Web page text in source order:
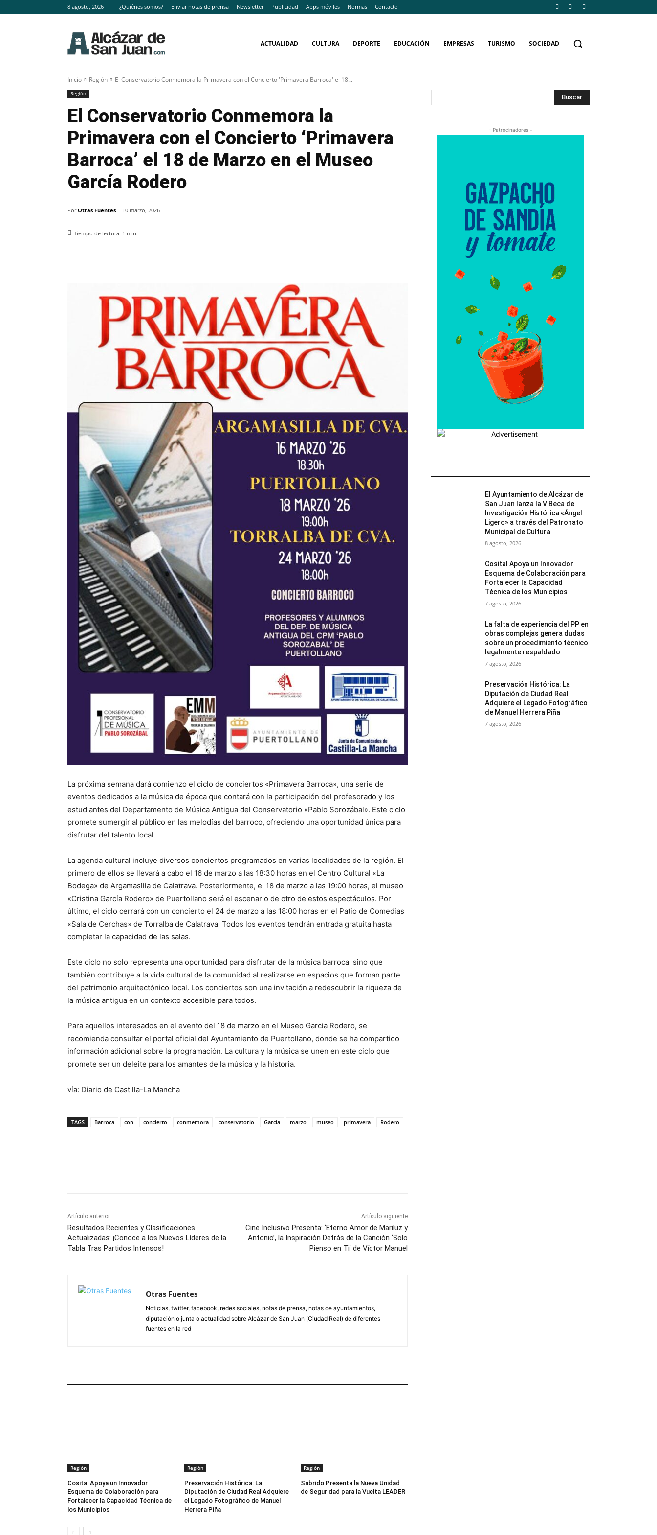
8 agosto, 2026 ¿Quiénes somos? Enviar notas de prensa Newsletter Publicidad Apps móviles Normas Contacto
ACTUALIDAD CULTURA DEPORTE EDUCACIÓN EMPRESAS TURISMO SOCIEDAD
Inicio Región El Conservatorio Conmemora la Primavera con el Concierto 'Primavera Barroca' el 18...
Región
El Conservatorio Conmemora la
Primavera con el Concierto ‘Primavera
Barroca’ el 18 de Marzo en el Museo
García Rodero
Por Otras Fuentes 10 marzo, 2026
Tiempo de lectura: 1 min.
La próxima semana dará comienzo el ciclo de conciertos «Primavera Barroca», una serie de
eventos dedicados a la música de época que contará con la participación del profesorado y los
estudiantes del Departamento de Música Antigua del Conservatorio «Pablo Sorozábal». Este ciclo
promete sumergir al público en las melodías del barroco, ofreciendo una oportunidad única para
disfrutar del talento local.
La agenda cultural incluye diversos conciertos programados en varias localidades de la región. El
primero de ellos se llevará a cabo el 16 de marzo a las 18:30 horas en el Centro Cultural «La
Bodega» de Argamasilla de Calatrava. Posteriormente, el 18 de marzo a las 19:00 horas, el museo
«Cristina García Rodero» de Puertollano será el escenario de otro de estos espectáculos. Por
último, el ciclo cerrará con un concierto el 24 de marzo a las 18:00 horas en el Patio de Comedias
«Sala de Cerchas» de Torralba de Calatrava. Todos los eventos tendrán entrada gratuita hasta
completar la capacidad de las salas.
Este ciclo no solo representa una oportunidad para disfrutar de la música barroca, sino que
también contribuye a la vida cultural de la comunidad al realizarse en espacios que forman parte
del patrimonio arquitectónico local. Los conciertos son una invitación a redescubrir la riqueza de
la música antigua en un contexto accesible para todos.
Para aquellos interesados en el evento del 18 de marzo en el Museo García Rodero, se
recomienda consultar el portal oficial del Ayuntamiento de Puertollano, donde se ha compartido
información adicional sobre la programación. La cultura y la música se unen en este ciclo que
promete ser un deleite para los amantes de la música y la historia.
vía: Diario de Castilla-La Mancha
TAGS Barroca con concierto conmemora conservatorio García marzo museo primavera Rodero
Artículo anterior
Resultados Recientes y Clasificaciones
Actualizadas: ¡Conoce a los Nuevos Líderes de la
Tabla Tras Partidos Intensos!
Artículo siguiente
Cine Inclusivo Presenta: ‘Eterno Amor de Mariluz y
Antonio’, la Inspiración Detrás de la Canción ‘Solo
Pienso en Ti’ de Víctor Manuel
Otras Fuentes
Noticias, twitter, facebook, redes sociales, notas de prensa, notas de ayuntamientos,
diputación o junta o actualidad sobre Alcázar de San Juan (Ciudad Real) de diferentes
fuentes en la red
Región
Cosital Apoya un Innovador
Esquema de Colaboración para
Fortalecer la Capacidad Técnica de
los Municipios
Región
Preservación Histórica: La
Diputación de Ciudad Real Adquiere
el Legado Fotográfico de Manuel
Herrera Piña
Región
Sabrido Presenta la Nueva Unidad
de Seguridad para la Vuelta LEADER
Buscar
- Patrocinadores -
El Ayuntamiento de Alcázar de
San Juan lanza la V Beca de
Investigación Histórica «Ángel
Ligero» a través del Patronato
Municipal de Cultura
8 agosto, 2026
Cosital Apoya un Innovador
Esquema de Colaboración para
Fortalecer la Capacidad
Técnica de los Municipios
7 agosto, 2026
La falta de experiencia del PP en
obras complejas genera dudas
sobre un procedimiento técnico
legalmente respaldado
7 agosto, 2026
Preservación Histórica: La
Diputación de Ciudad Real
Adquiere el Legado Fotográfico
de Manuel Herrera Piña
7 agosto, 2026